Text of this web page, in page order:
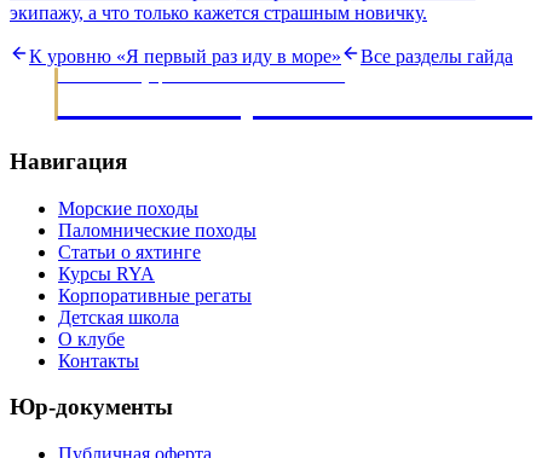
экипажу, а что только кажется страшным новичку.
К уровню «Я первый раз иду в море» Все разделы гайда
Навигация
Морские походы
Паломнические походы
Статьи о яхтинге
Курсы RYA
Корпоративные регаты
Детская школа
О клубе
Контакты
Юр-документы
Публичная оферта